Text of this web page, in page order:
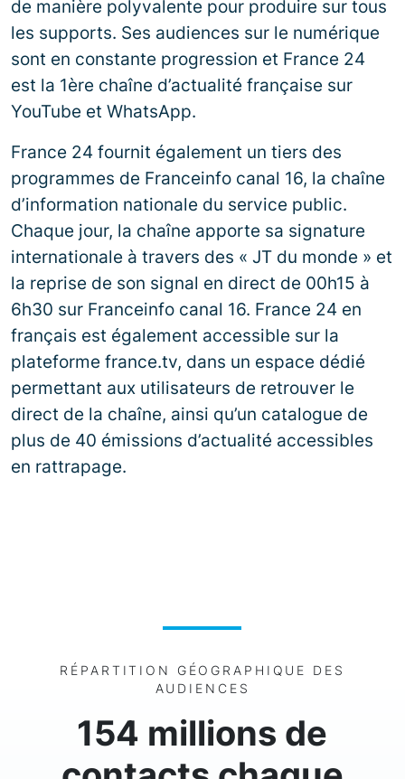
de manière polyvalente pour produire sur tous
les supports. Ses audiences sur le numérique
sont en constante progression et France 24
est la 1ère chaîne d’actualité française sur
YouTube et WhatsApp.
France 24 fournit également un tiers des
programmes de Franceinfo canal 16, la chaîne
d’information nationale du service public.
Chaque jour, la chaîne apporte sa signature
internationale à travers des « JT du monde » et
la reprise de son signal en direct de 00h15 à
6h30 sur Franceinfo canal 16. France 24 en
français est également accessible sur la
plateforme france.tv, dans un espace dédié
permettant aux utilisateurs de retrouver le
direct de la chaîne, ainsi qu’un catalogue de
plus de 40 émissions d’actualité accessibles
en rattrapage.
RÉPARTITION GÉOGRAPHIQUE DES
AUDIENCES
154 millions de